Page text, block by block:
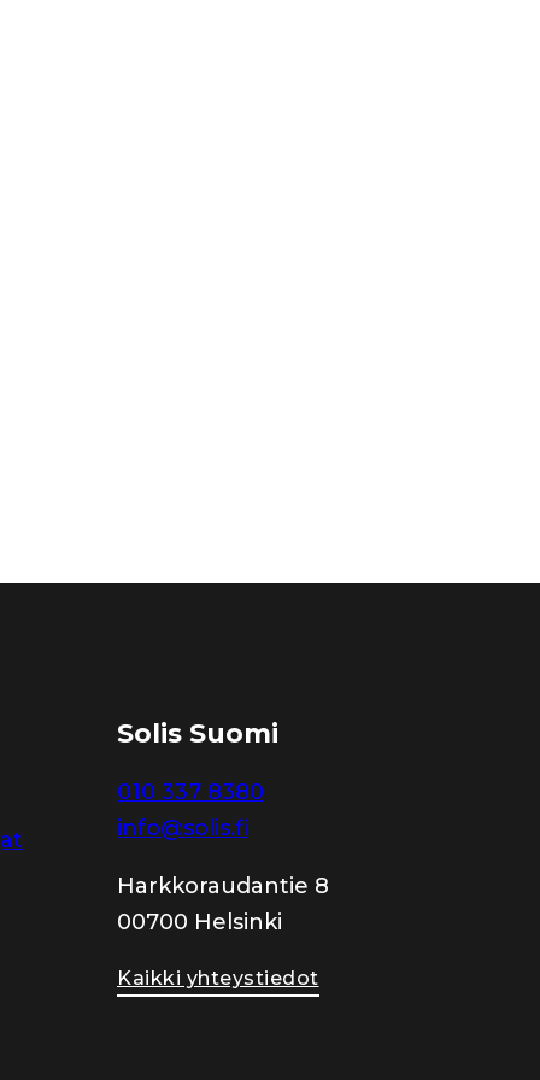
Solis Suomi
010 337 8380
info@solis.fi
Harkkoraudantie 8
00700 Helsinki
Kaikki yhteystiedot